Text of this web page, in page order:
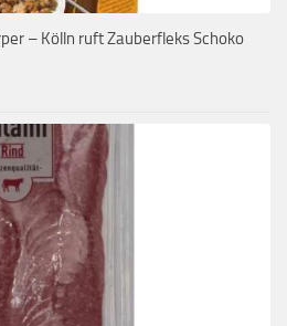
– Kölln ruft Zauberfleks Schoko